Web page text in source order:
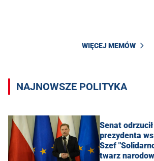
WIĘCEJ MEMÓW
NAJNOWSZE POLITYKA
Senat
prezydenta
Szef
twarz